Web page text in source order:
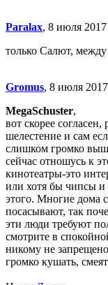
Paralax, 8 июля
только Салют,
Gromus, 8 июля
MegaSchuster,
вот скорее
шелестение и сам
слишком громко
сейчас отношусь к
кинотеатры-это
или хотя бы чипсы и
этого. Многие дома
посасывают, так
эти люди требуют
смотрите в
никому не
громко кушать,